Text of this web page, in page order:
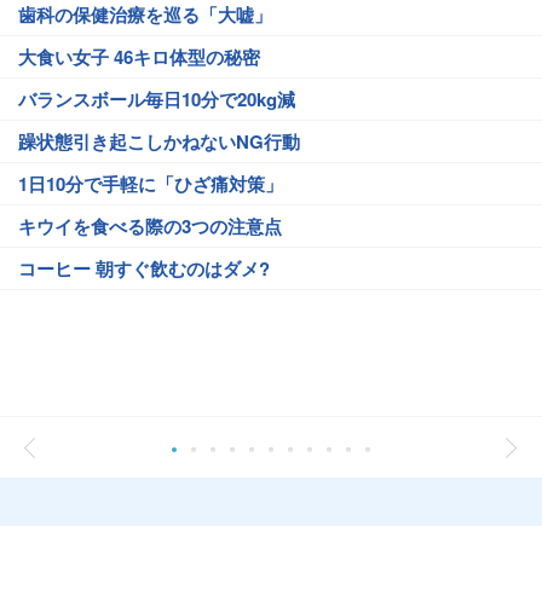
歯科の保健治療を巡る「大嘘」
大食い女子 46キロ体型の秘密
バランスボール毎日10分で20kg減
躁状態引き起こしかねないNG行動
1日10分で手軽に「ひざ痛対策」
キウイを食べる際の3つの注意点
コーヒー 朝すぐ飲むのはダメ?